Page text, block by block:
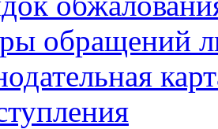
обращений